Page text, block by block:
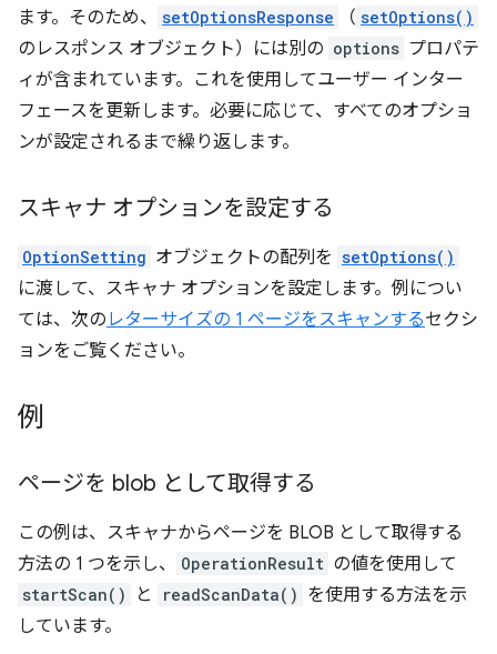
ます。そのため、 setOptionsResponse （ setOptions()
のレスポンス オブジェクト）には別の options プロパテ
ィが含まれています。これを使用してユーザー インター
フェースを更新します。必要に応じて、すべてのオプショ
ンが設定されるまで繰り返します。
スキャナ オプションを設定する
OptionSetting オブジェクトの配列を setOptions()
に渡して、スキャナ オプションを設定します。例につい
ては、次の レターサイズの 1 ページをスキャンするセクシ
ョンをご覧ください。
例
ページを blob として取得する
この例は、スキャナからページを BLOB として取得する
方法の 1 つを示し、
OperationResult の値を使用して
startScan() と readScanData() を使用する方法を示
しています。